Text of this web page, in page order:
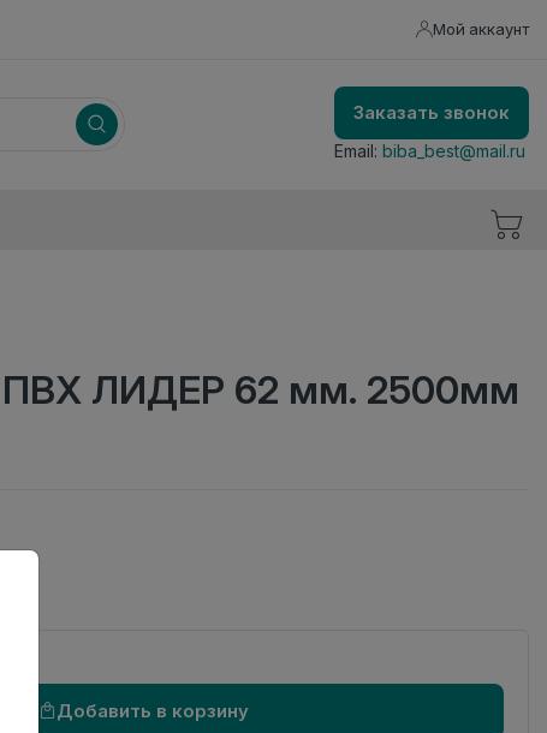
Мой аккаунт
Заказать звонок
Email: biba_best@mail.ru
ПВХ ЛИДЕР 62 мм. 2500мм
Добавить в корзину